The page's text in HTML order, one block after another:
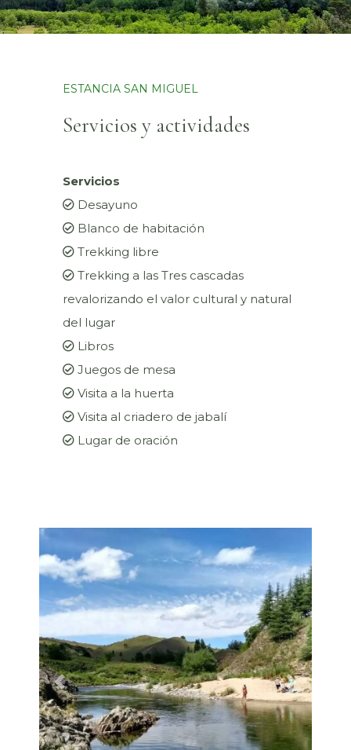
ESTANCIA SAN MIGUEL
Servicios y actividades
Servicios
Desayuno
Blanco de habitación
Trekking libre
Trekking a las Tres cascadas
revalorizando el valor cultural y natural
del lugar
Libros
Juegos de mesa
Visita a la huerta
Visita al criadero de jabalí
Lugar de oración
Previous Next